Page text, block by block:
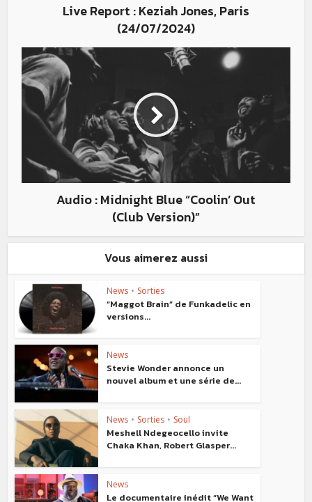
Live Report : Keziah Jones, Paris
(24/07/2024)
Audio : Midnight Blue “Coolin’ Out
(Club Version)”
Vous aimerez aussi
News • Sorties
“Maggot Brain” de Funkadelic en
versions...
News
Stevie Wonder annonce un
nouvel album et une série de...
News • Sorties • Soul
Meshell Ndegeocello invite
Chaka Khan, Robert Glasper...
News
Le documentaire inédit “We Want